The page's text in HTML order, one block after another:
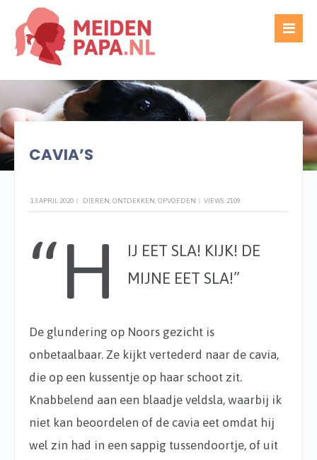
CAVIA’S
13 APRIL 2020 DIEREN,ONTDEKKEN,OPVOEDEN VIEWS: 2109
“H
IJ EET SLA! KIJK! DE
MIJNE EET SLA!”
De glundering op Noors gezicht is
onbetaalbaar. Ze kijkt vertederd naar de cavia,
die op een kussentje op haar schoot zit.
Knabbelend aan een blaadje veldsla, waarbij ik
niet kan beoordelen of de cavia eet omdat hij
wel zin had in een sappig tussendoortje, of uit